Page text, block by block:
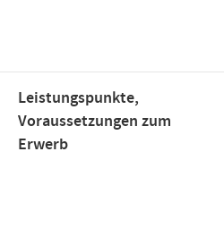
Leistungspunkte,
Voraussetzungen zum
Erwerb